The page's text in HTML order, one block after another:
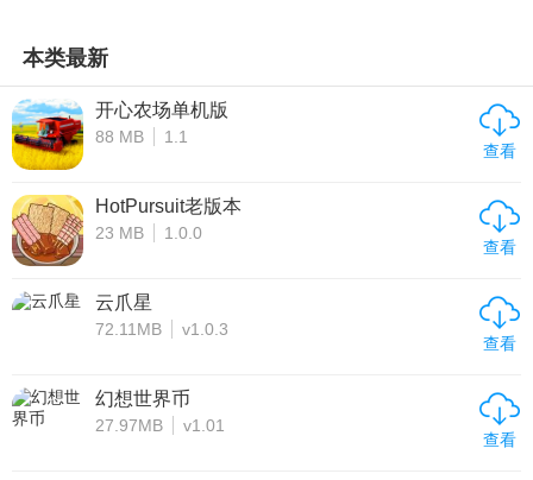
本类最新
开心农场单机版
88 MB 1.1
查看
HotPursuit老版本
23 MB 1.0.0
查看
云爪星
72.11MB v1.0.3
查看
幻想世界币
27.97MB v1.01
查看